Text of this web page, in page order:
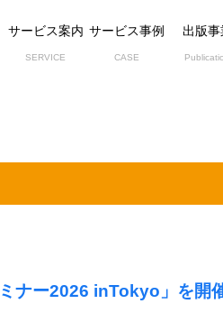
サービス案内
SERVICE
サービス事例
CASE
出版事
ナー2026 inTokyo」を開